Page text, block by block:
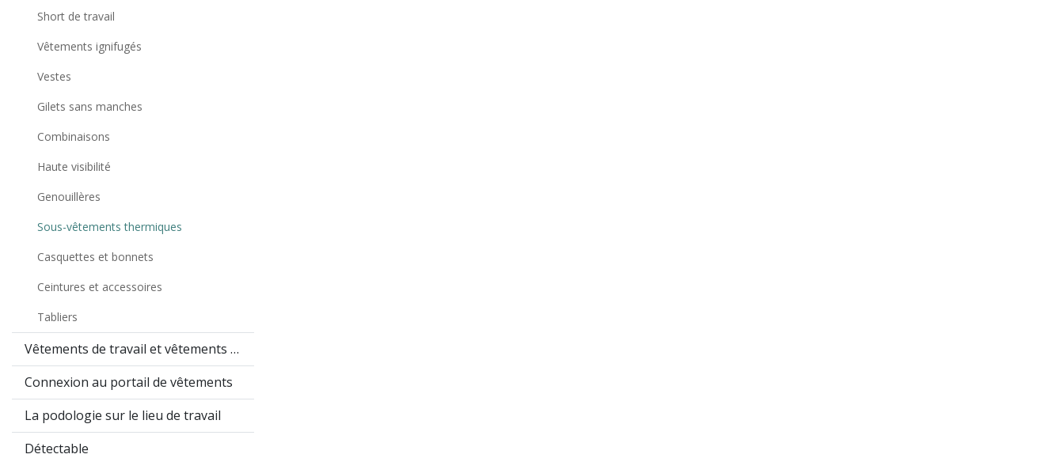
Short de travail
Vêtements ignifugés
Vestes
Gilets sans manches
Combinaisons
Haute visibilité
Genouillères
Sous-vêtements thermiques
Casquettes et bonnets
Ceintures et accessoires
Tabliers
Vêtements de travail et vêtements promotionnels
Connexion au portail de vêtements
La podologie sur le lieu de travail
Détectable